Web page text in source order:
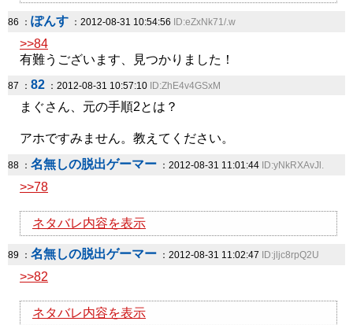
86 ： ぽんす ：2012-08-31 10:54:56 ID:eZxNk71/.w
>>84
有難うございます、見つかりました！
87 ： 82 ：2012-08-31 10:57:10 ID:ZhE4v4GSxM
まぐさん、元の手順2とは？
アホですみません。教えてください。
88 ： 名無しの脱出ゲーマー ：2012-08-31 11:01:44 ID:yNkRXAvJl.
>>78
ネタバレ内容を表示
89 ： 名無しの脱出ゲーマー ：2012-08-31 11:02:47 ID:jljc8rpQ2U
>>82
ネタバレ内容を表示